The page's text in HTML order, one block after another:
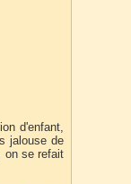
d'enfant,
jalouse de
on se refait